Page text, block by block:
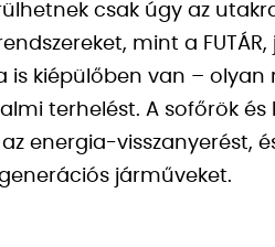
csak úgy az
mint a
kiépülőben van – olyan
terhelést. A sofőrök
energia-visszanyerést,
járműveket.